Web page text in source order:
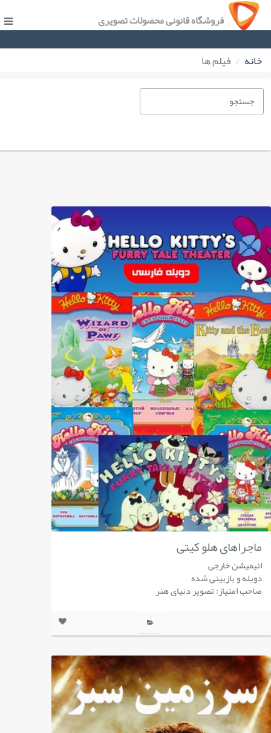
فروشگاه قانونی محصولات تصویری
خانه فیلم ها
ماجراهای هلو کیتی
انیمیشن خارجی
دوبله و بازبینی شده
صاحب امتیاز: تصویر دنیای هنر